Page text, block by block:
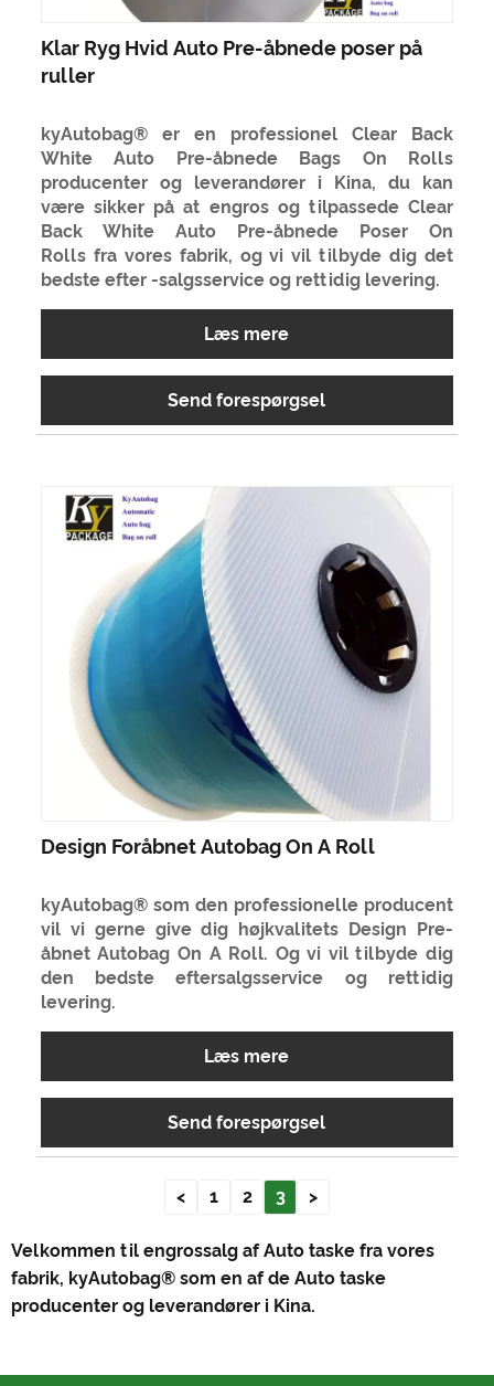
Klar Ryg Hvid Auto Pre-åbnede poser på
ruller
kyAutobag® er en professionel Clear Back
White Auto Pre-åbnede Bags On Rolls
producenter og leverandører i Kina, du kan
være sikker på at engros og tilpassede Clear
Back White Auto Pre-åbnede Poser On
Rolls fra vores fabrik, og vi vil tilbyde dig det
bedste efter -salgsservice og rettidig levering.
Læs mere
Send forespørgsel
Design Foråbnet Autobag On A Roll
kyAutobag® som den professionelle producent
vil vi gerne give dig højkvalitets Design Pre-
åbnet Autobag On A Roll. Og vi vil tilbyde dig
den bedste eftersalgsservice og rettidig
levering.
Læs mere
Send forespørgsel
< 1 2 3 >
Velkommen til engrossalg af Auto taske fra vores
fabrik, kyAutobag® som en af ​​de Auto taske
producenter og leverandører i Kina.